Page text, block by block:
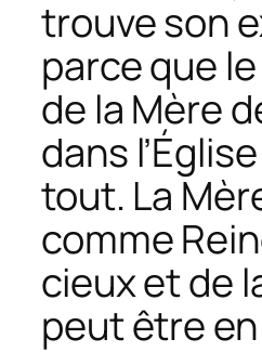
trouve son
parce que
de la Mère
dans
tout. La
comme
cieux et de
peut être